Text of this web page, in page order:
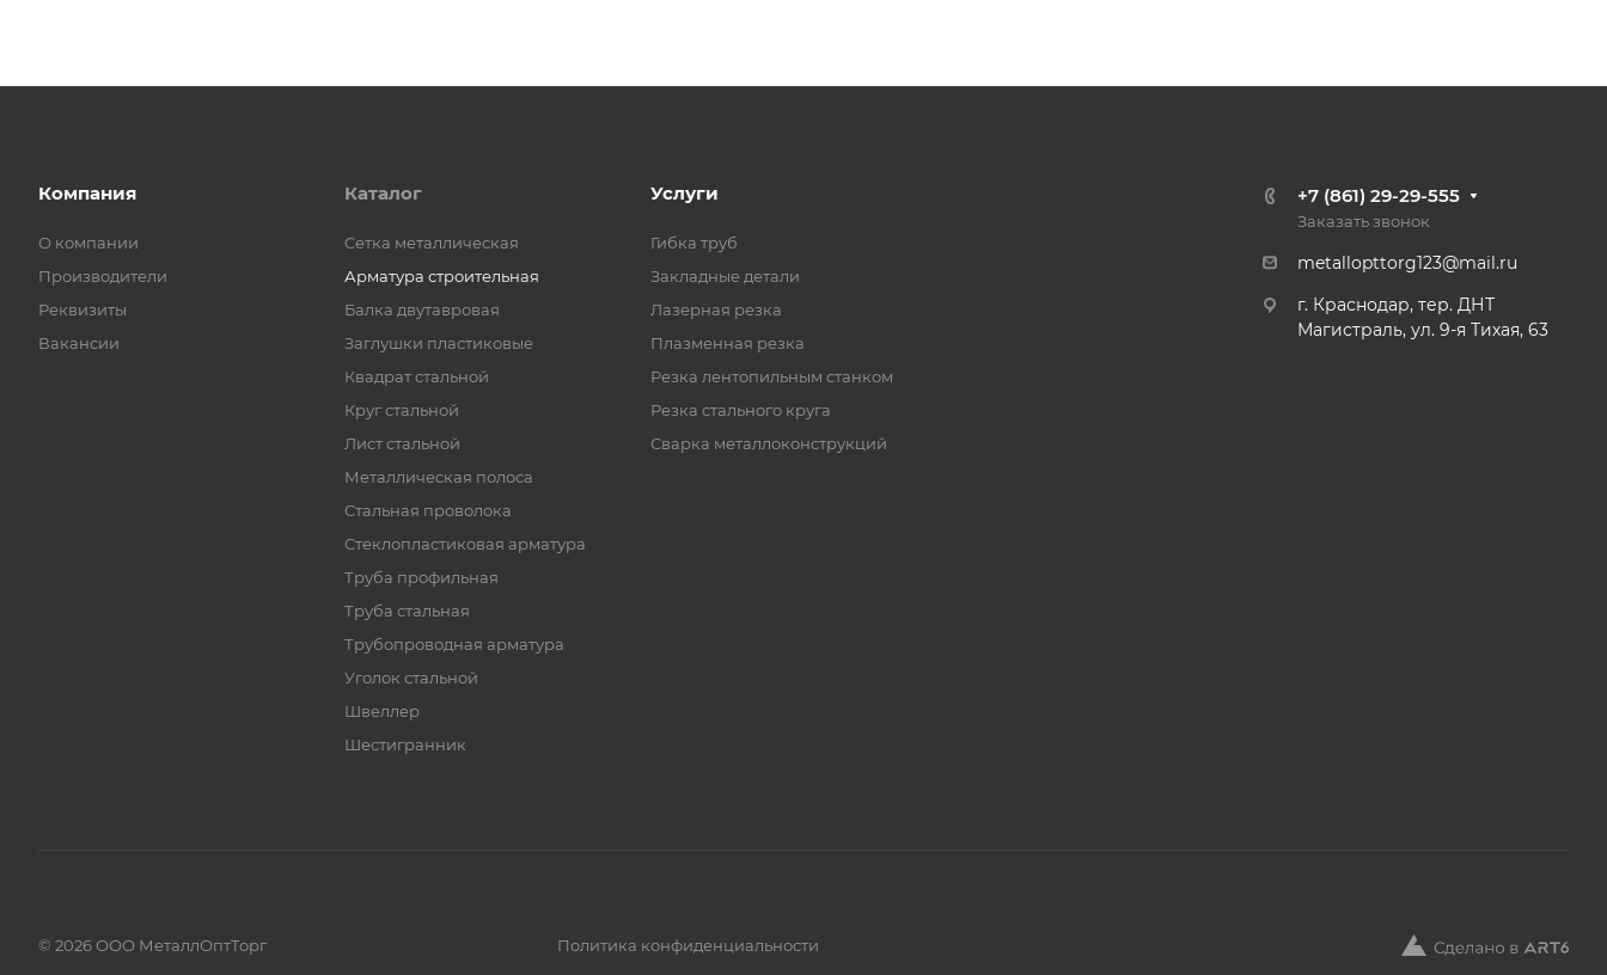
Компания
О компании
Производители
Реквизиты
Вакансии
Каталог
Cетка металлическая
Арматура строительная
Балка двутавровая
Заглушки пластиковые
Квадрат стальной
Круг стальной
Лист стальной
Металлическая полоса
Стальная проволока
Стеклопластиковая арматура
Труба профильная
Труба стальная
Трубопроводная арматура
Уголок стальной
Швеллер
Шестигранник
Услуги
Гибка труб
Закладные детали
Лазерная резка
Плазменная резка
Резка лентопильным станком
Резка стального круга
Сварка металлоконструкций
+7 (861) 29-29-555
Заказать звонок
metallopttorg123@mail.ru
г. Краснодар, тер. ДНТ
Магистраль, ул. 9-я Тихая, 63
© 2026 ООО МеталлОптТорг Политика конфиденциальности